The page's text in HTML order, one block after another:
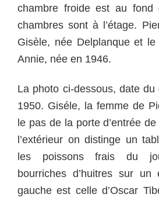
chambre froide est au
chambres sont à l’étage.
Gisèle, née Delplanque et
Annie, née en 1946.
La photo ci-dessous, date
1950. Giséle, la femme de
le pas de la porte d’entrée
l’extérieur on distinge un
les poissons frais du
bourriches d’huitres sur
gauche est celle d’Oscar